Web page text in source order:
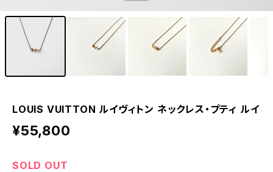
LOUIS VUITTON ルイヴィトン ネックレス・プティ ルイ
¥55,800
SOLD OUT